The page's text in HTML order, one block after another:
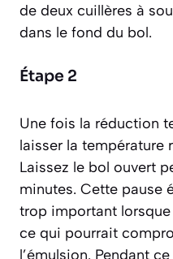
de deux cuillères à
dans le fond du bol.
Étape 2
Une fois la réduction
laisser la température
Laissez le bol ouvert
minutes. Cette pause
trop important
ce qui pourrait
l’émulsion. Pendant